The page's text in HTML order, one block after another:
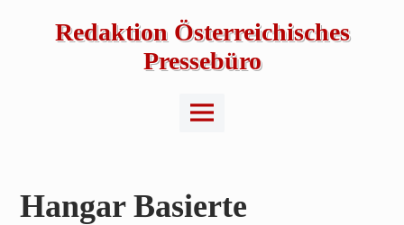
Redaktion Österreichisches
Pressebüro
Main
Menu
Hangar Basierte